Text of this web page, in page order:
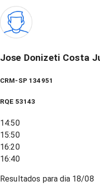
Jose Donizeti Costa
CRM-SP 134951
RQE 53143
14:50
15:50
16:20
16:40
Resultados para dia 18/08